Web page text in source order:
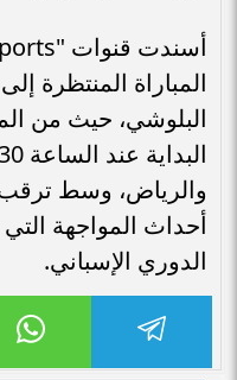
المباراة المنتظرة
البلوشي، حيث من
والرياض، وسط ترقب
أحداث المواجهة
الدوري الإسباني.